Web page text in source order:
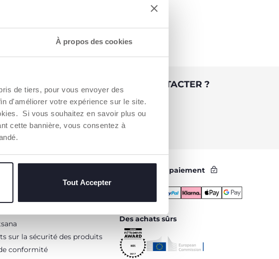
À propos des cookies
de tiers, pour vous envoyer des
d'améliorer votre expérience sur le site.
Si vous souhaitez en savoir plus ou
cette bannière, vous consentez à
Tout Accepter
VOUS-AVEZ BESOIN DE NOUS CONTACTER ?
Service Client [coût appel local]
0809 542 125
sur la sécurité des produits
conformité
Méthodes de paiement
Des achats sûrs